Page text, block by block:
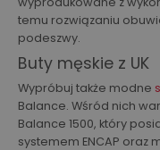
temu rozwiązaniu
podeszwy.
Buty męskie z UK
Wypróbuj także modne
Balance. Wśród nich
Balance 1500, który
systemem ENCAP oraz